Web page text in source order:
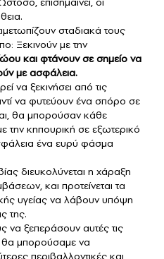
σταδιακά τους
Ξεκινούν με την
και φτάνουν σε σημείο να
με ασφάλεια.
να ξεκινήσει από τις
να φυτεύουν ένα σπόρο σε
θα μπορούσαν κάθε
την κηπουρική σε εξωτερικό
ένα ευρύ φάσμα
διευκολύνεται η χάραξη
και προτείνεται τα
υγείας να λάβουν υπόψη
της.
ξεπεράσουν αυτές τις
θα μπορούσαμε να
περιβαλλοντικές και